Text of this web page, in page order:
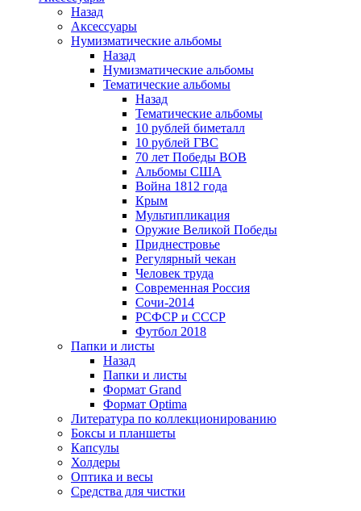
Назад
Аксессуары
Нумизматические альбомы
Назад
Нумизматические альбомы
Тематические альбомы
Назад
Тематические альбомы
10 рублей биметалл
10 рублей ГВС
70 лет Победы ВОВ
Альбомы США
Война 1812 года
Крым
Мультипликация
Оружие Великой Победы
Приднестровье
Регулярный чекан
Человек труда
Современная Россия
Сочи-2014
РСФСР и СССР
Футбол 2018
Папки и листы
Назад
Папки и листы
Формат Grand
Формат Optima
Литература по коллекционированию
Боксы и планшеты
Капсулы
Холдеры
Оптика и весы
Средства для чистки